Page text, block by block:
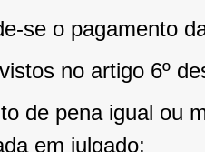
se o pagamento
no artigo 6º
de pena igual ou
em julgado;